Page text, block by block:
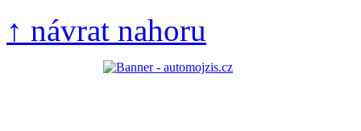
↑ návrat nahoru